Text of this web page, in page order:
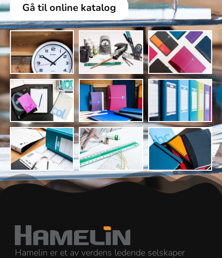
Gå til online katalog
Hamelin er et av verdens ledende selskaper